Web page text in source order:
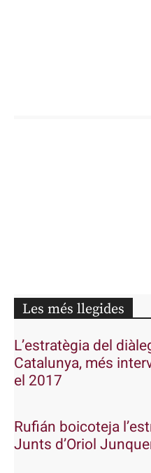
Les més llegides
L’estratègia del
Catalunya, més
el 2017
Rufián boicoteja
Junts d’Oriol